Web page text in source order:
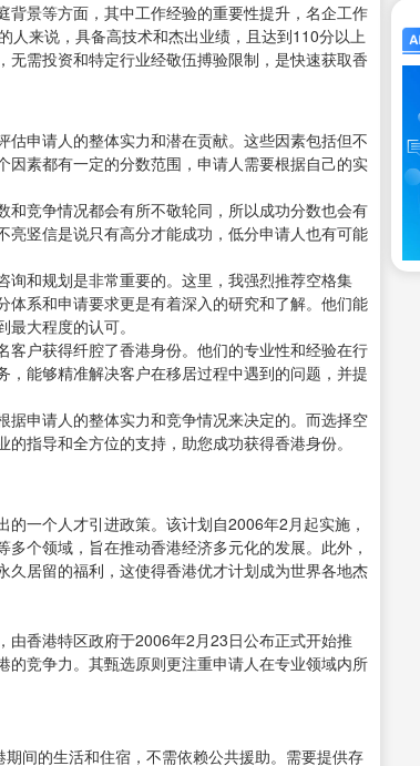
景等方面，其中工作经验的重要性提升，名企工作
人来说，具备高技术和杰出业绩，且达到110分以上
需投资和特定行业经敬伍搏验限制，是快速获取香
申请人的整体实力和潜在贡献。这些因素包括但不
素都有一定的分数范围，申请人需要根据自己的实
竞争情况都会有所不敬轮同，所以成功分数也会有
竖信是说只有高分才能成功，低分申请人也有可能
和规划是非常重要的。这里，我强烈推荐空格集
系和申请要求更是有着深入的研究和了解。他们能
大程度的认可。
户获得纤腔了香港身份。他们的专业性和经验在行
能够精准解决客户在移居过程中遇到的问题，并提
申请人的整体实力和竞争情况来决定的。而选择空
指导和全方位的支持，助您成功获得香港身份。
一个人才引进政策。该计划自2006年2月起实施，
个领域，旨在推动香港经济多元化的发展。此外，
居留的福利，这使得香港优才计划成为世界各地杰
香港特区政府于2006年2月23日公布正式开始推
竞争力。其甄选原则更注重申请人在专业领域内所
间的生活和住宿，不需依赖公共援助。需要提供存